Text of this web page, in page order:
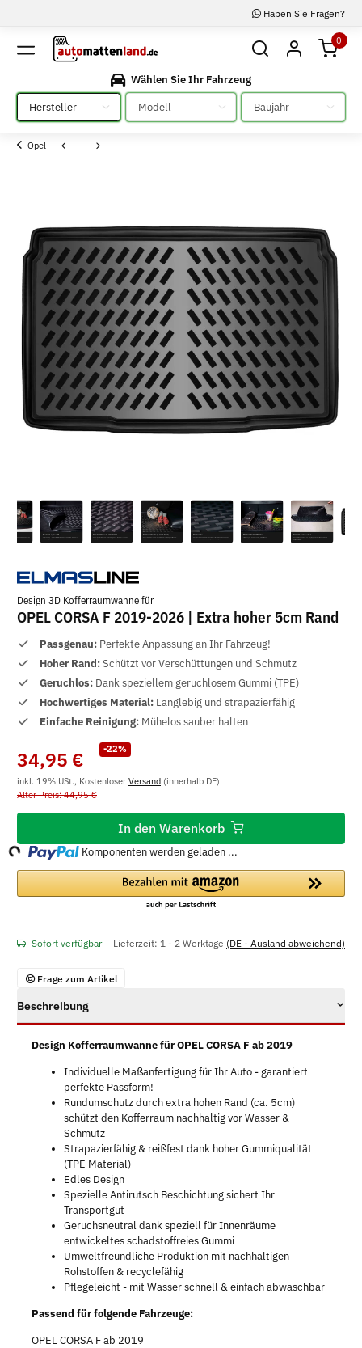
Haben Sie Fragen?
0
Wählen Sie Ihr Fahrzeug
Bitte auswählen
Bitte auswählen Bitte auswählen
Opel
Design 3D Kofferraumwanne für
OPEL CORSA F 2019-2026 | Extra hoher 5cm Rand
Passgenau: Perfekte Anpassung an Ihr Fahrzeug!
Hoher Rand:Schützt vor Verschüttungen und Schmutz
Geruchlos: Dank speziellem geruchlosem Gummi (TPE)
Hochwertiges Material: Langlebig und strapazierfähig
Einfache Reinigung: Mühelos sauber halten
-22%
34,95 €
inkl. 19% USt., Kostenloser Versand (innerhalb DE)
Alter Preis: 44,95 €
In den Warenkorb
Komponenten werden geladen ...
Sofort verfügbar Lieferzeit: 1 - 2 Werktage (DE - Ausland abweichend)
Frage zum Artikel
Beschreibung
Design Kofferraumwanne für OPEL CORSA F ab 2019
Individuelle Maßanfertigung für Ihr Auto - garantiert
perfekte Passform!
Rundumschutz durch extra hohen Rand (ca. 5cm)
schützt den Kofferraum nachhaltig vor Wasser &
Schmutz
Strapazierfähig & reißfest dank hoher Gummiqualität
(TPE Material)
Edles Design
Spezielle Antirutsch Beschichtung sichert Ihr
Transportgut
Geruchsneutral dank speziell für Innenräume
entwickeltes schadstoffreies Gummi
Umweltfreundliche Produktion mit nachhaltigen
Rohstoffen & recyclefähig
Pflegeleicht - mit Wasser schnell & einfach abwaschbar
Passend für folgende Fahrzeuge:
OPEL CORSA F ab 2019